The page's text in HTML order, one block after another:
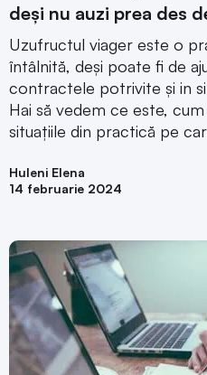
deși nu auzi prea des
Uzufructul viager este o
întâlnită, deși poate fi de
contractele potrivite și in
Hai să vedem ce este,
situațiile din practică pe
Huleni Elena
14 februarie 2024